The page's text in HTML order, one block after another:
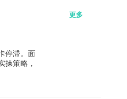
更多
停滞。面
操策略，